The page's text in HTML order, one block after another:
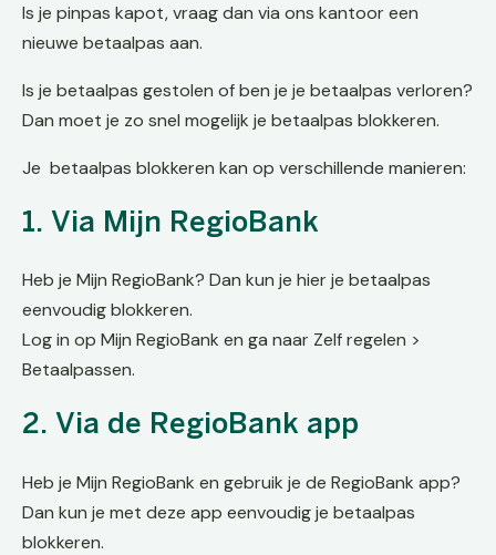
Is je pinpas kapot, vraag dan via ons kantoor een
nieuwe betaalpas aan.
Is je betaalpas gestolen of ben je je betaalpas verloren?
Dan moet je zo snel mogelijk je betaalpas blokkeren.
Je betaalpas blokkeren kan op verschillende manieren:
1. Via Mijn RegioBank
Heb je Mijn RegioBank? Dan kun je hier je betaalpas
eenvoudig blokkeren.
Log in op Mijn RegioBank en ga naar Zelf regelen >
Betaalpassen.
2. Via de RegioBank app
Heb je Mijn RegioBank en gebruik je de RegioBank app?
Dan kun je met deze app eenvoudig je betaalpas
blokkeren.